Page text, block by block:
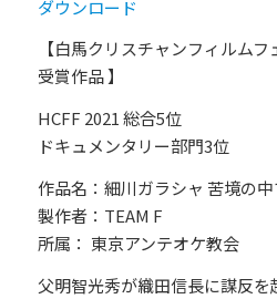
ダウンロード
【白馬クリスチャンフィルム
受賞作品 】
HCFF 2021 総合5位
ドキュメンタリー部門3位
作品名：細川ガラシャ 苦境の
製作者：TEAM F
所属： 東京アンテオケ教会
父明智光秀が織田信長に謀反